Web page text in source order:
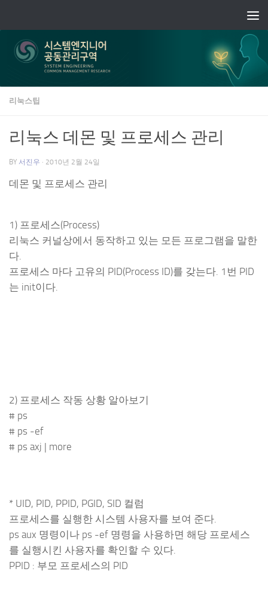
리눅스팁
리눅스 데몬 및 프로세스 관리
BY 서진우 · 2010년 2월 24일
데몬 및 프로세스 관리
1) 프로세스(Process)
리눅스 커널상에서 동작하고 있는 모든 프로그램을 말한
다.
프로세스 마다 고유의 PID(Process ID)를 갖는다. 1번 PID
는 init이다.
2) 프로세스 작동 상황 알아보기
# ps
# ps -ef
# ps axj | more
* UID, PID, PPID, PGID, SID 컬럼
프로세스를 실행한 시스템 사용자를 보여 준다.
ps aux 명령이나 ps -ef 명령을 사용하면 해당 프로세스
를 실행시킨 사용자를 확인할 수 있다.
PPID : 부모 프로세스의 PID